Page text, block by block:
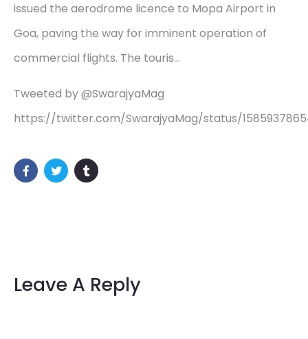
issued the aerodrome licence to Mopa Airport in
Goa, paving the way for imminent operation of
commercial flights. The touris…
Tweeted by @SwarajyaMag
https://twitter.com/SwarajyaMag/status/
Leave A Reply